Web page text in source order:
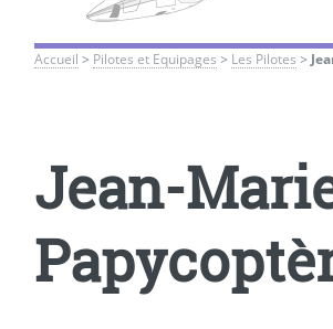
Accueil > Pilotes et Equipages > Les Pilotes >
Jean-